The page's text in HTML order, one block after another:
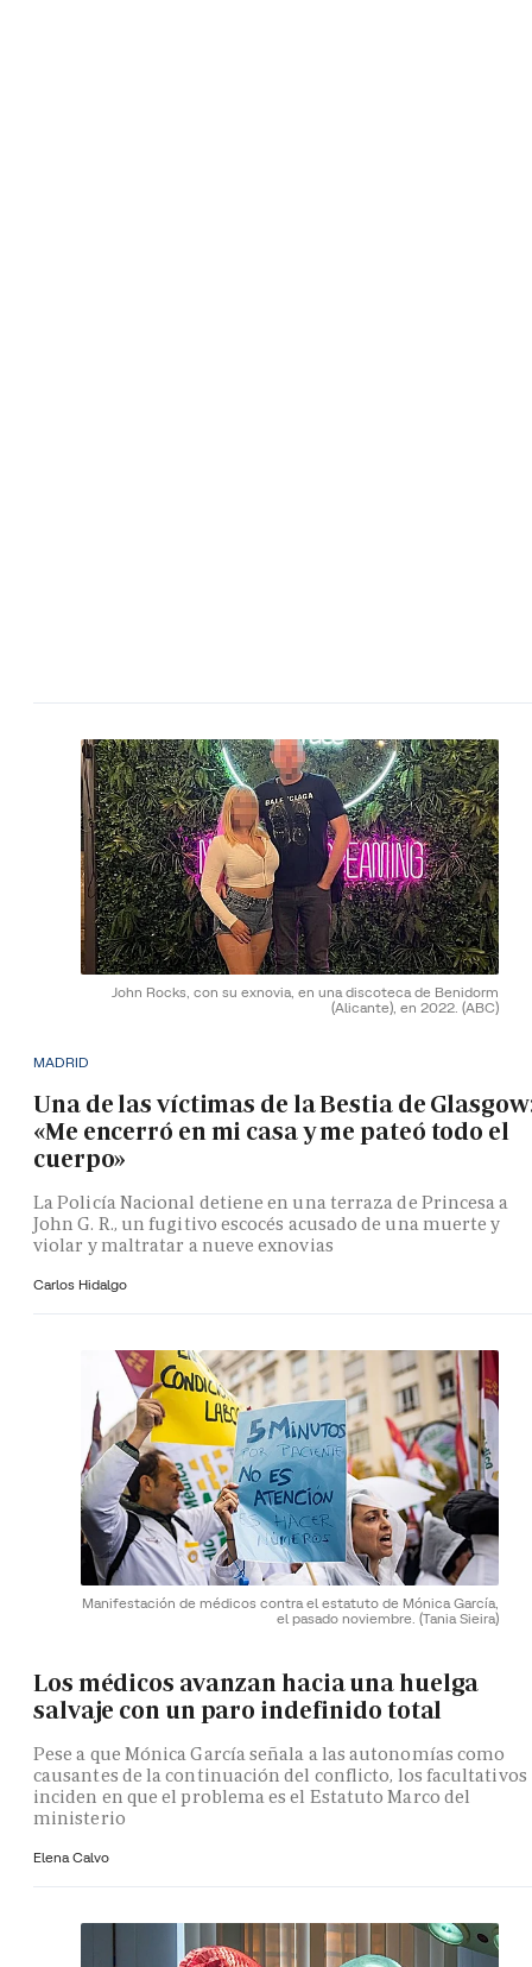
John Rocks, con su exnovia, en una discoteca de Benidorm
(Alicante), en 2022. (ABC)
MADRID
Una de las víctimas de la Bestia de
«Me encerró en mi casa y me pateó todo el
cuerpo»
La Policía Nacional detiene en una terraza de Princesa a
John G. R., un fugitivo escocés acusado de una muerte y
violar y maltratar a nueve exnovias
Carlos Hidalgo
Manifestación de médicos contra el estatuto de Mónica García,
el pasado noviembre. (Tania Sieira)
Los médicos avanzan hacia una huelga
salvaje con un paro indefinido total
Pese a que Mónica García señala a las autonomías como
causantes de la continuación del conflicto, los facultativos
inciden en que el problema es el Estatuto Marco del
ministerio
Elena Calvo